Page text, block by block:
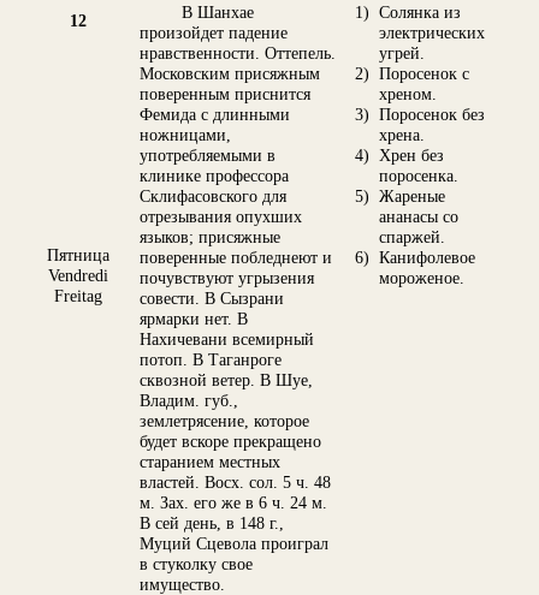
12
В Шанхае
произойдет падение
нравственности. Оттепель.
Московским присяжным
поверенным приснится
Фемида с длинными
ножницами,
употребляемыми в
клинике профессора
Склифасовского для
отрезывания опухших
языков; присяжные
поверенные побледнеют и
почувствуют угрызения
совести. В Сызрани
ярмарки нет. В
Нахичевани всемирный
потоп. В Таганроге
сквозной ветер. В Шуе,
Владим. губ.,
землетрясение, которое
будет вскоре прекращено
старанием местных
властей. Восх. сол. 5 ч. 48
м. Зах. его же в 6 ч. 24 м.
В сей день, в 148 г.,
Муций Сцевола проиграл
в стуколку свое
имущество.
1) Солянка из
электрических
угрей.
2) Поросенок с
хреном.
3) Поросенок без
хрена.
4)
Хрен без
поросенка.
5) Жареные
ананасы со
спаржей.
6) Канифолевое
мороженое.
Пятница
Vendredi
Freitag